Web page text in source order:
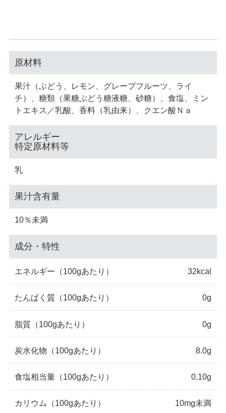
原材料
果汁（ぶどう、レモン、グレープフルーツ、ライ
チ）、糖類（果糖ぶどう糖液糖、砂糖）、食塩、ミン
トエキス／乳酸、香料（乳由来）、クエン酸Ｎａ
アレルギー
特定原材料等
乳
果汁含有量
10％未満
成分・特性
エネルギー （100gあたり） 32kcal
たんぱく質 （100gあたり） 0g
脂質 （100gあたり） 0g
炭水化物 （100gあたり） 8.0g
食塩相当量 （100gあたり） 0.10g
カリウム （100gあたり） 10mg未満